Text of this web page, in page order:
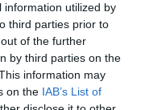
information utilized by
third parties prior to
of the further
by third parties on the
information may
on the IAB’s List of